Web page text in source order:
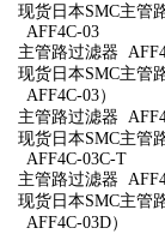
现货日本SMC主管
AFF4C-03
主管路过滤器
现货日本SMC主管
AFF4C-03）
主管路过滤器
现货日本SMC主管
AFF4C-03C-T
主管路过滤器
现货日本SMC主管
AFF4C-03D）